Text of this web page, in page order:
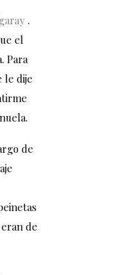
.
el
Para
le dije
de
de